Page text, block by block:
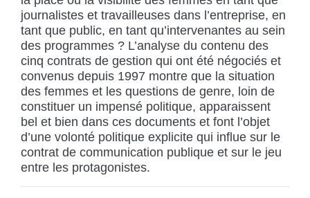
journalistes et travailleuses dans l’entreprise, en
tant que public, en tant qu’intervenantes au sein
des programmes ? L’analyse du contenu des
cinq contrats de gestion qui ont été négociés et
convenus depuis 1997 montre que la situation
des femmes et les questions de genre, loin de
constituer un impensé politique, apparaissent
bel et bien dans ces documents et font l’objet
d’une volonté politique explicite qui influe sur le
contrat de communication publique et sur le jeu
entre les protagonistes.